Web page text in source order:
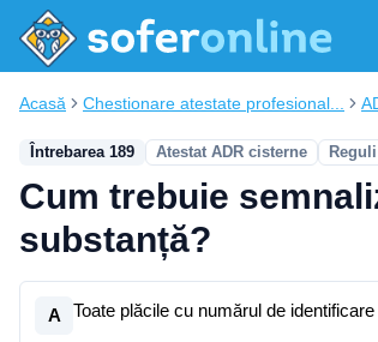
Acasă Chestionare atestate profesional...
Întrebarea 189 Atestat ADR cisterne
Cum trebuie
substanță?
A Toate plăcile cu numărul de